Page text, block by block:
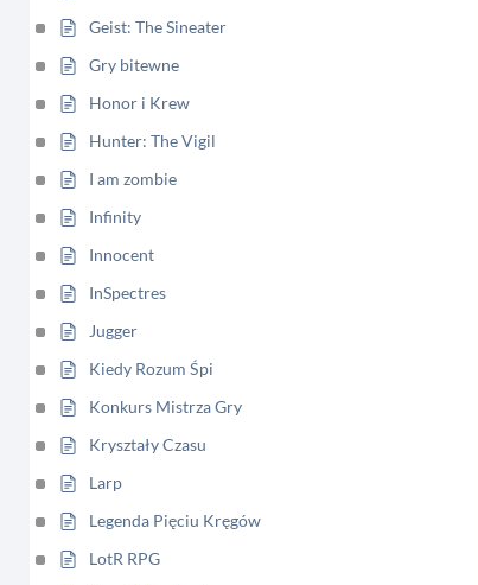
Geist: The Sineater
Gry bitewne
Honor i Krew
Hunter: The Vigil
I am zombie
Infinity
Innocent
InSpectres
Jugger
Kiedy Rozum Śpi
Konkurs Mistrza Gry
Kryształy Czasu
Larp
Legenda Pięciu Kręgów
LotR RPG